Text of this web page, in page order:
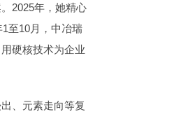
2025年，她精心
至10月，中冶瑞
硬核技术为企业
、元素走向等复